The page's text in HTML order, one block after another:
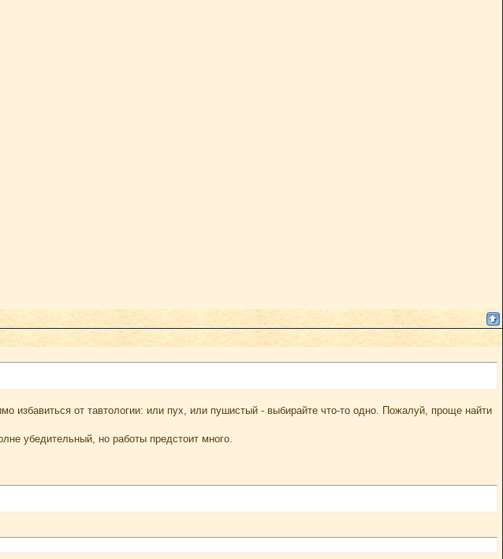
избавиться от тавтологии: или пух, или пушистый - выбирайте что-то одно. Пожалуй, проще найти
убедительный, но работы предстоит много.